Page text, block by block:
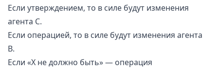
Если утверждением, то в силе будут изменения
агента C.
Если операцией, то в силе будут изменения агента
B.
Если «X не должно быть» — операция